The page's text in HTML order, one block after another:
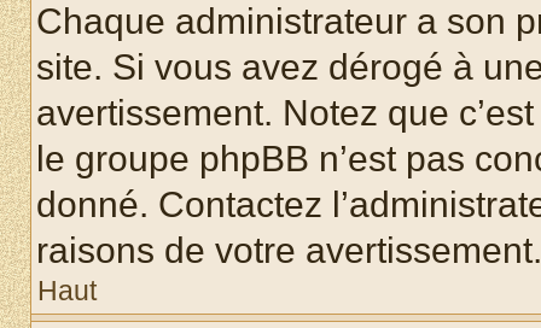
Chaque administrateur a son
site. Si vous avez dérogé à
avertissement. Notez que
le groupe phpBB n’est pas
donné. Contactez
raisons de votre avertissement.
Haut